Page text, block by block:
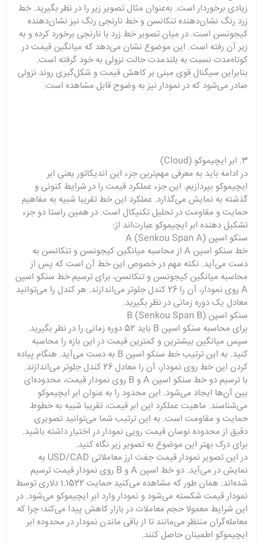
زیادی برخوردار است. به‌عنوان مثال تصویر زیر را در نظر بگیرید. خط
زرد رنگ نشان‌دهنده تنکانسن و خط نارنجی رنگ نیز نشان‌دهنده
کیجونسن است. در میان تصویر خط زرد با نارنجی برخورد کرده و به
زیر آن رفته است. این موضوع نشان می‌دهد که میانگین قیمت در
کوتاه‌مدت نسبت به بلند‌مدت حالت نزولی به خود گرفته است.
بنابراین سیگنال قوی مبنی بر کاهش قیمت و شکل‌گیری روند نزولی
صادر می‌شود که در نمودار نیز به وضوح قابل مشاهده است.
3. ابر ایچیموکو (Cloud)
در ادامه باید به معرفی مهم‌ترین جزء این اندیکاتور یعنی ابر
ایچیموکو بپردازیم. این جزء عملکرد قیمت را در شرایط کنونی و
گذشته به نمایش می‌گذارد. عملکرد این خط تقریبا شبیه به مفاهیم
حمایت و مقاومت در تحلیل تکنیکال است. در همین راستا دو جزء
تشکیل دهنده ابر ایچیموکو عبارت‌اند از:
سنکو اسپن A (Senkou Span A)
خط سنکو اسپن A از محاسبه میانگین کیجونسن و تنکانسن به
دست می‌آید. نکته مهم در خصوص این خط آن است که پس از
محاسبه میانگین کیجونسن و تنکانسن، برای ترسیم خط سنکو اسپن
A روی نمودار، آن را 26 کندل جلوتر می‌اندازند. هر کندل را می‌توانید
معادل یک دوره زمانی در نظر بگیرید.
سنکو اسپن B (Senkou Span B)
برای محاسبه سنکو اسپن B باید 52 دوره زمانی را در نظر بگیرید.
سپس میانگین بیشترین و کمترین قیمت در این بازه را محاسبه
کنید. به این ترتیب خط سنکو اسپن B به دست می‌آید. هنگام پیاده
کردن این خط روی نمودار، آن را معادل 26 کندل جلوتر می‌اندازند.
با ترسیم دو خط سنکو اسپن A و B روی نمودار قیمت، محدوده‌ای
بین آن‌ها ایجاد می‌شود. این محدود را به عنوان ابر ایچیموکو
می‌شناسند. ماهیت عملکرد این ابر قیمت، تقریبا شبیه به خطوط
حمایت و مقاومت است. به این ترتیب شما می‌توانید تصویری
دقیق از محدوده نوسان قیمت رویی نمودار در اختیار داشته باشید.
برای درک بهتر این موضوع به تصویر زیر نگاه کنید.
در این تصویر نمودار قیمت جفت ارز معاملاتی USD/CAD به
نمایش در می‌آید. دو خط اسپن A و B روی نمودار قیمت ترسیم
شده‌اند. همان طور که مشاهده می‌کنید حمایت 1.1522 دلاری توسط
نمودار قیمت شکسته می‌شود و نمودار وارد ابر ایچیموکو می‌شود. در
این شرایط معمولا حجم معاملات در بازار کاهش پیدا می‌کند؛ چرا که
معامله‌گران منتظر می‌مانند تا از باقی ماندن نمودار در محدوده ابر
ایچیموکو اطمینان حاصل کنند.